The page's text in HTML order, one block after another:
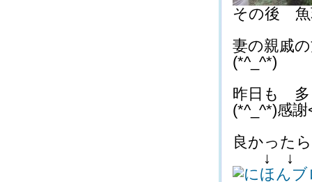
その後 魚
妻の親戚
(*^_^*)
昨日も 多
(*^_^*)感謝
良かった
↓ ↓